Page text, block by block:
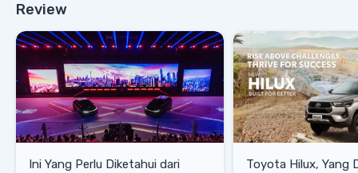
Review
Ini Yang Perlu Diketahui dari
Toyota Hilux, Yang